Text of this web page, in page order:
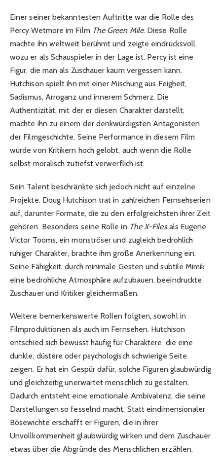
Einer seiner bekanntesten Auftritte war die Rolle des
Percy Wetmore im Film The Green Mile. Diese Rolle
machte ihn weltweit berühmt und zeigte eindrucksvoll,
wozu er als Schauspieler in der Lage ist. Percy ist eine
Figur, die man als Zuschauer kaum vergessen kann.
Hutchison spielt ihn mit einer Mischung aus Feigheit,
Sadismus, Arroganz und innerem Schmerz. Die
Authentizität, mit der er diesen Charakter darstellt,
machte ihn zu einem der denkwürdigsten Antagonisten
der Filmgeschichte. Seine Performance in diesem Film
wurde von Kritikern hoch gelobt, auch wenn die Rolle
selbst moralisch zutiefst verwerflich ist.
Sein Talent beschränkte sich jedoch nicht auf einzelne
Projekte. Doug Hutchison trat in zahlreichen Fernsehserien
auf, darunter Formate, die zu den erfolgreichsten ihrer Zeit
gehören. Besonders seine Rolle in The X-Filesals Eugene
Victor Tooms, ein monströser und zugleich bedrohlich
ruhiger Charakter, brachte ihm große Anerkennung ein.
Seine Fähigkeit, durch minimale Gesten und subtile Mimik
eine bedrohliche Atmosphäre aufzubauen, beeindruckte
Zuschauer und Kritiker gleichermaßen.
Weitere bemerkenswerte Rollen folgten, sowohl in
Filmproduktionen als auch im Fernsehen. Hutchison
entschied sich bewusst häufig für Charaktere, die eine
dunkle, düstere oder psychologisch schwierige Seite
zeigen. Er hat ein Gespür dafür, solche Figuren glaubwürdig
und gleichzeitig unerwartet menschlich zu gestalten.
Dadurch entsteht eine emotionale Ambivalenz, die seine
Darstellungen so fesselnd macht. Statt eindimensionaler
Bösewichte erschafft er Figuren, die in ihrer
Unvollkommenheit glaubwürdig wirken und dem Zuschauer
etwas über die Abgründe des Menschlichen erzählen.